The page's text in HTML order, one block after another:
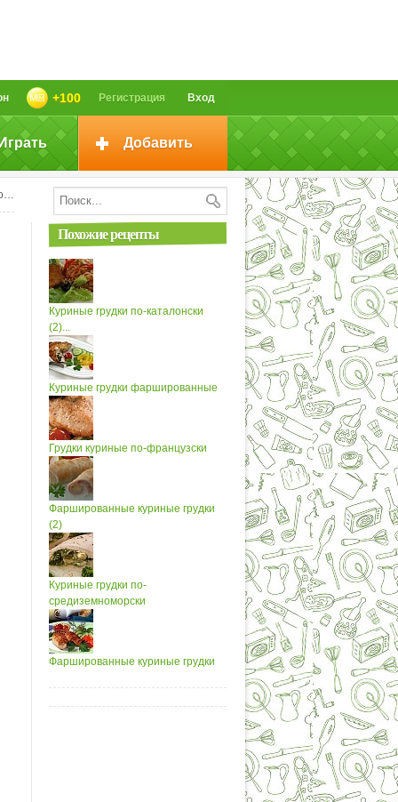
Вход
Регистрация
+100
Добавить
Похожие рецепты
Куриные грудки по-каталонски
(2)...
Куриные грудки фаршированные
Грудки куриные по-французски
Фаршированные куриные грудки
(2)
Куриные грудки по-
средиземноморски
Фаршированные куриные грудки